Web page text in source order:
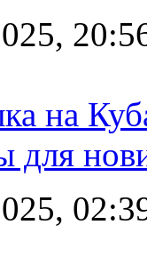
на
для